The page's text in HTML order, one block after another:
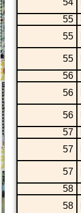
55
55
55
56
56
56
57
57
57
58
58